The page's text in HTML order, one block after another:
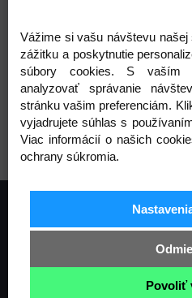
Kód: 340414
0,07
€
Vážime si vašu návštevu
zážitku a poskytnutie
súbory cookies. S vaším
analyzovať správanie
stránku vašim preferenciám.
vyjadrujete súhlas s
Viac informácií o našich
ochrany súkromia.
Povoliť